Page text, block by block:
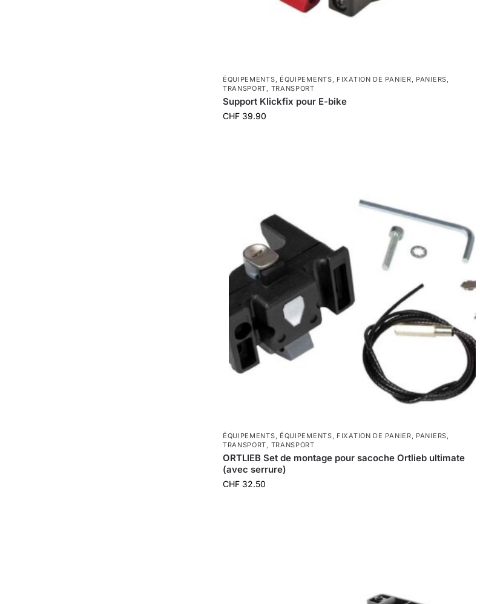
ÉQUIPEMENTS ÉQUIPEMENTS FIXATION DE PANIER PANIERS
TRANSPORT
TRANSPORT
Support Klickfix pour E-bike
CHF39.90
ÉQUIPEMENTS, ÉQUIPEMENTS, FIXATION DE PANIER, PANIERS,
TRANSPORT, TRANSPORT
ORTLIEB Set de montage pour sacoche Ortlieb ultimate
(avec serrure)
CHF32.50